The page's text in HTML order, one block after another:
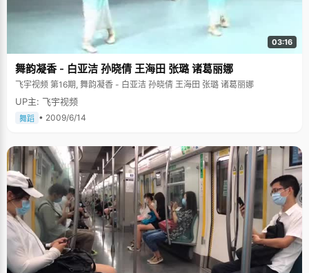
03:16
舞韵凝香 - 白亚洁 孙晓倩 王海田 张璐 诸葛丽娜
飞宇视频 第16期, 舞韵凝香 - 白亚洁 孙晓倩 王海田 张璐 诸葛丽娜
UP主: 飞宇视频
舞蹈 • 2009/6/14